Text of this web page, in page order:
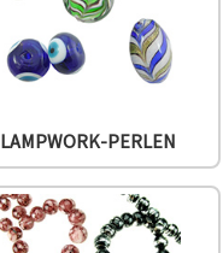
LAMPWORK-PERLEN